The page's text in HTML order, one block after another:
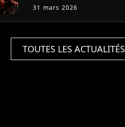
31 mars 2026
TOUTES LES ACTUALITÉS